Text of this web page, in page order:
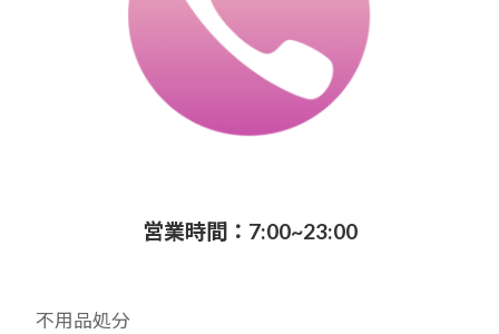
営業時間：7:00~23:00
不用品処分